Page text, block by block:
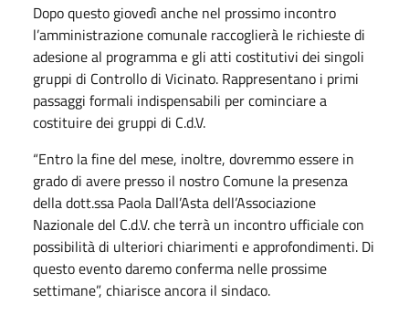
Dopo questo giovedì anche nel prossimo incontro
l’amministrazione comunale raccoglierà le richieste di
adesione al programma e gli atti costitutivi dei singoli
gruppi di Controllo di Vicinato. Rappresentano i primi
passaggi formali indispensabili per cominciare a
costituire dei gruppi di C.d.V.
“Entro la fine del mese, inoltre, dovremmo essere in
grado di avere presso il nostro Comune la presenza
della dott.ssa Paola Dall’Asta dell’Associazione
Nazionale del C.d.V. che terrà un incontro ufficiale con
possibilità di ulteriori chiarimenti e approfondimenti. Di
questo evento daremo conferma nelle prossime
settimane”, chiarisce ancora il sindaco.